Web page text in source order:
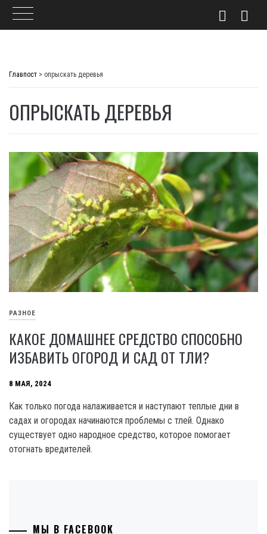
Главпост > опрыскать деревья
ОПРЫСКАТЬ ДЕРЕВЬЯ
РАЗНОЕ
КАКОЕ ДОМАШНЕЕ СРЕДСТВО СПОСОБНО
ИЗБАВИТЬ ОГОРОД И САД ОТ ТЛИ?
8 МАЯ, 2024
Как только погода налаживается и наступают теплые дни в
садах и огородах начинаются проблемы с тлей. Однако
существует одно народное средство, которое помогает
отогнать вредителей.
МЫ В FACEBOOK